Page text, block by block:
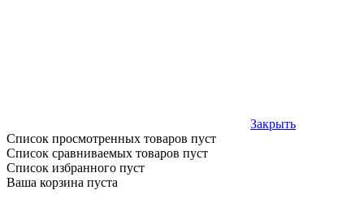
Закрыть
Список просмотренных товаров пуст
Список сравниваемых товаров пуст
Список избранного пуст
Ваша корзина пуста